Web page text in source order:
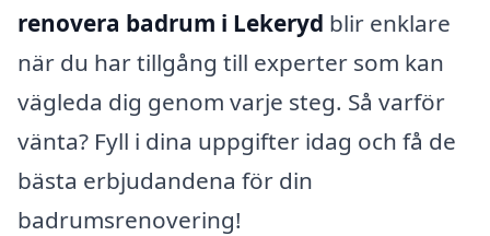
renovera badrum i Lekeryd blir enklare
när du har tillgång till experter som kan
vägleda dig genom varje steg. Så varför
vänta? Fyll i dina uppgifter idag och få de
bästa erbjudandena för din
badrumsrenovering!